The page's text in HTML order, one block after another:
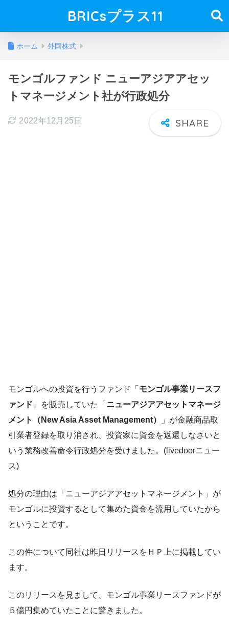
BRICsプラス11
ホーム 外国株式
モンゴルファンド ニューアジアアセッ
トマネージメント社が行政処分
2022年12月25日
モンゴルへの投資を行うファンド「 モンゴル事業リースフ
ァンド 」を販売していた「 ニューアジアアセットマネージ
メント（New Asia Asset Management）
」が金融商品取
引業者登録を取り消され、投資家に資金を返還しなさいと
いう業務改善命令行政処分を受けました。(livedoorニュー
ス)
処分の理由は「ニューアジアアセットマネージメント」が
モンゴルに投資するとして集めた資金を流用していたから
ということです。
この件について同社は昨日リリースをＨＰ上に掲載してい
ます。
このリリースを見まして、モンゴル事業リースファンドが
５億円集めていたことに驚きました。